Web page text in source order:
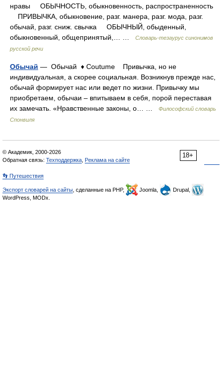
нравы ОБЫЧНОСТЬ, обыкновенность, распространенность
ПРИВЫЧКА, обыкновение, разг. манера, разг. мода, разг.
обычай, разг. сниж. свычка ОБЫЧНЫЙ, обыденный,
обыкновенный, общепринятый,… …
Словарь-тезаурус синонимов
русской речи
Обычай — Обычай ♦ Coutume Привычка, но не
индивидуальная, а скорее социальная. Возникнув прежде нас,
обычай формирует нас или ведет по жизни. Привычку мы
приобретаем, обычаи – впитываем в себя, порой переставая
их замечать. «Нравственные законы, о… …
Философский словарь
Спонвиля
18+
© Академик, 2000-2026
Обратная связь: Техподдержка Реклама на сайте
👣 Путешествия
Экспорт словарей на сайты , сделанные на PHP, Joomla,
Drupal,
WordPress, MODx.